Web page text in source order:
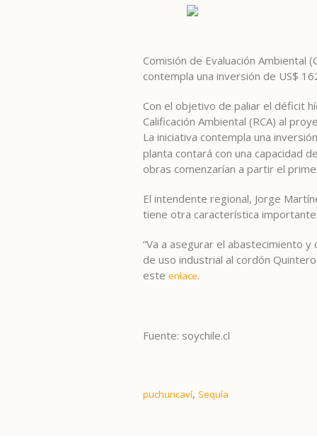
Comisión de Evaluación Ambiental
contempla una inversión de US$
Con el objetivo de paliar el déficit
Calificación Ambiental (RCA) al
La iniciativa contempla una
planta contará con una capacidad
obras comenzarían a partir el
El intendente regional, Jorge
tiene otra característica importante
“Va a asegurar el abastecimiento
de uso industrial al cordón
este enlace.
Fuente: soychile.cl
puchuncaví, Sequía